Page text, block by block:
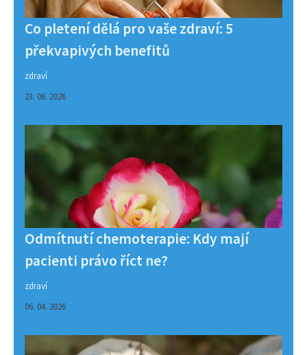
Co pletení dělá pro vaše zdraví: 5
překvapivých benefitů
zdraví
23. 06. 2026
Odmítnutí chemoterapie: Kdy mají
pacienti právo říct ne?
zdraví
06. 04. 2026